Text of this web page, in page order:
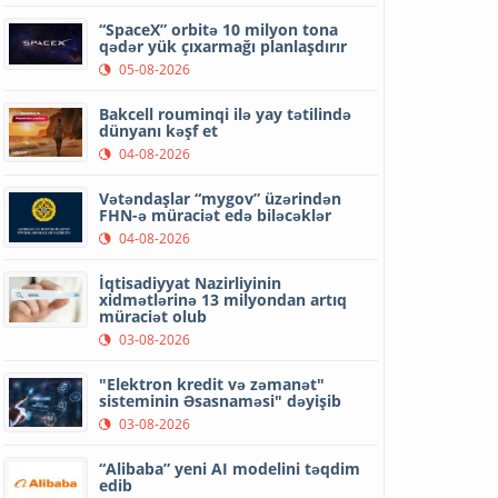
“SpaceX” orbitə 10 milyon tona
qədər yük çıxarmağı planlaşdırır
05-08-2026
Bakcell rouminqi ilə yay tətilində
dünyanı kəşf et
04-08-2026
Vətəndaşlar “mygov” üzərindən
FHN-ə müraciət edə biləcəklər
04-08-2026
İqtisadiyyat Nazirliyinin
xidmətlərinə 13 milyondan artıq
müraciət olub
03-08-2026
"Elektron kredit və zəmanət"
sisteminin Əsasnaməsi" dəyişib
03-08-2026
“Alibaba” yeni AI modelini təqdim
edib